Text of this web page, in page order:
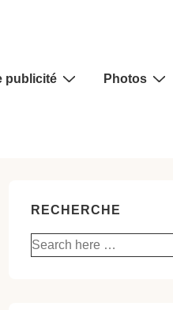
publicité Photos
RECHERCHE
Recherche
pour: